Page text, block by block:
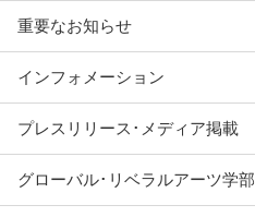
重要なお知らせ
インフォメーション
プレスリリース･メディア掲載
グローバル･リベラルアーツ学部